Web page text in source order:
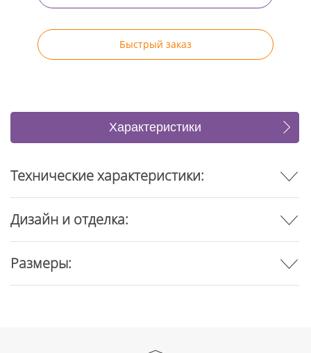
Быстрый заказ
Характеристики
Отзывы
Технические характеристики:
Дизайн и отделка:
Размеры: